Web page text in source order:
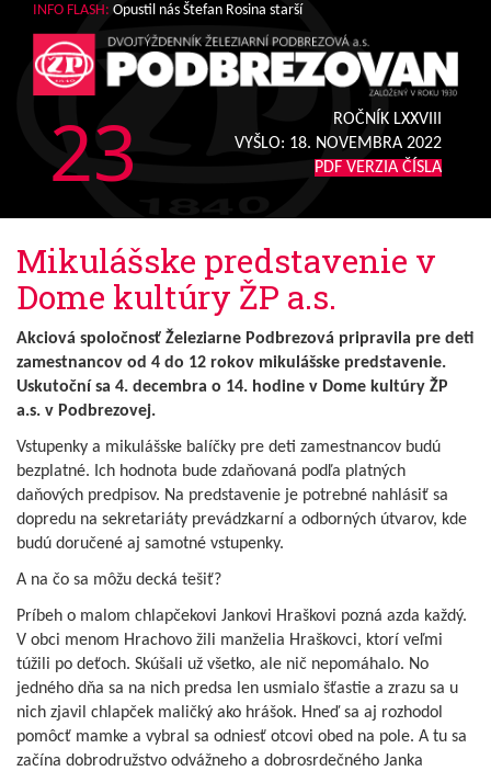
INFO FLASH: Opustil nás Štefan Rosina starší
23
ROČNÍK LXXVIII
VYŠLO: 18. NOVEMBRA 2022
PDF VERZIA ČÍSLA
Mikulášske predstavenie v
Dome kultúry ŽP a.s.
Akciová spoločnosť Železiarne Podbrezová pripravila pre deti
zamestnancov od 4 do 12 rokov mikulášske predstavenie.
Uskutoční sa 4. decembra o 14. hodine v Dome kultúry ŽP
a.s. v Podbrezovej.
Vstupenky a mikulášske balíčky pre deti zamestnancov budú
bezplatné. Ich hodnota bude zdaňovaná podľa platných
daňových predpisov. Na predstavenie je potrebné nahlásiť sa
dopredu na sekretariáty prevádzkarní a odborných útvarov, kde
budú doručené aj samotné vstupenky.
A na čo sa môžu decká tešiť?
Príbeh o malom chlapčekovi Jankovi Hraškovi pozná azda každý.
V obci menom Hrachovo žili manželia Hraškovci, ktorí veľmi
túžili po deťoch. Skúšali už všetko, ale nič nepomáhalo. No
jedného dňa sa na nich predsa len usmialo šťastie a zrazu sa u
nich zjavil chlapček maličký ako hrášok. Hneď sa aj rozhodol
pomôcť mamke a vybral sa odniesť otcovi obed na pole. A tu sa
začína dobrodružstvo odvážneho a dobrosrdečného Janka